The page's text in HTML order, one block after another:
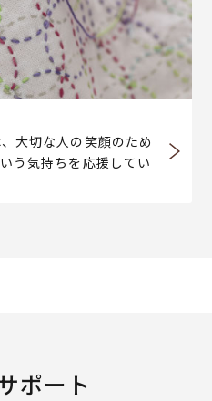
大切な人の笑顔のため
う気持ちを応援してい
ポート